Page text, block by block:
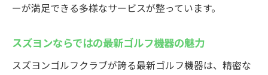
ーが満足できる多様なサービスが整っています。
スズヨンならではの最新ゴルフ機器の魅力
スズヨンゴルフクラブが誇る最新ゴルフ機器は、精密な